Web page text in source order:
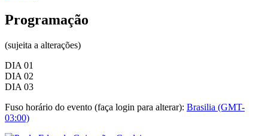
Programação
(sujeita a alterações)
DIA 01
DIA 02
DIA 03
Fuso horário do evento (faça login para alterar): Brasilia (GMT-
03:00)